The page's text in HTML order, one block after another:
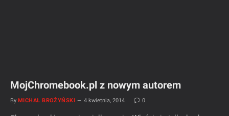
MojChromebook.pl z nowym autorem
By MICHAŁ BROŻYŃSKI 4 kwietnia, 2014 0